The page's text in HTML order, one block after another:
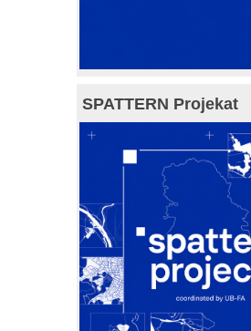
SPATTERN Projekat